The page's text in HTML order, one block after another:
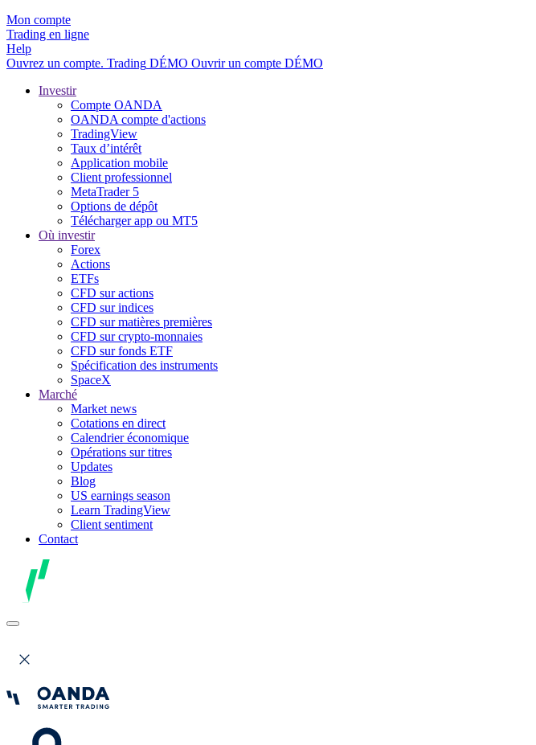
Mon compte
Trading en ligne
Help
Ouvrez un compte. Trading DÉMO Ouvrir un compte DÉMO
Investir
Compte OANDA
OANDA compte d'actions
TradingView
Taux d’intérêt
Application mobile
Client professionnel
MetaTrader 5
Options de dépôt
Télécharger app ou MT5
Où investir
Forex
Actions
ETFs
CFD sur actions
CFD sur indices
CFD sur matières premières
CFD sur crypto-monnaies
CFD sur fonds ETF
Spécification des instruments
SpaceX
Marché
Market news
Cotations en direct
Calendrier économique
Opérations sur titres
Updates
Blog
US earnings season
Learn TradingView
Client sentiment
Contact